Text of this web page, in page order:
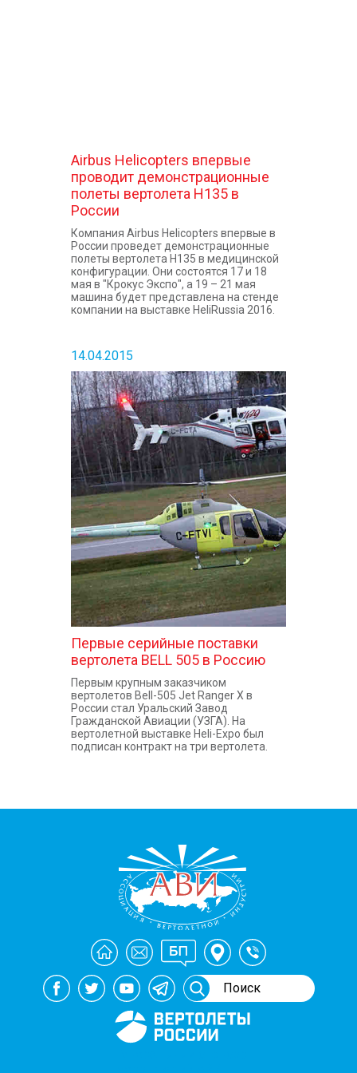
Airbus Helicopters впервые
проводит демонстрационные
полеты вертолета Н135 в
России
Компания Airbus Helicopters впервые в
России проведет демонстрационные
полеты вертолета Н135 в медицинской
конфигурации. Они состоятся 17 и 18
мая в "Крокус Экспо", а 19 – 21 мая
машина будет представлена на стенде
компании на выставке HeliRussia 2016.
14.04.2015
Первые серийные поставки
вертолета BELL 505 в Россию
Первым крупным заказчиком
вертолетов Bell-505 Jet Ranger X в
России стал Уральский Завод
Гражданской Авиации (УЗГА). На
вертолетной выставке Heli-Expo был
подписан контракт на три вертолета.